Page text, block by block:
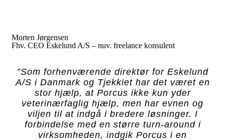
Morten Jørgensen
Fhv. CEO Eskelund A/S – nuv. freelance konsulent
”Som forhenværende direktør for Eskelund
A/S i Danmark og Tjekkiet har det været en
stor hjælp, at Porcus ikke kun yder
veterinærfaglig hjælp, men har evnen og
viljen til at indgå i bredere løsninger. I
forbindelse med en større turn-around i
virksomheden, indgik Porcus i en